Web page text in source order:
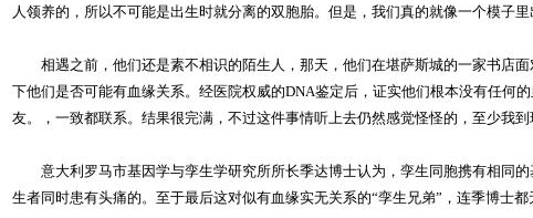
人领养的，所以不可能是出生时就分离的双胞胎。但是，我们真的就像一个模子里
相遇之前，他们还是素不相识的陌生人，那天，他们在堪萨斯城的一家书店面
下他们是否可能有血缘关系。经医院权威的DNA鉴定后，证实他们根本没有任何
友。，一致都联系。结果很完满，不过这件事情听上去仍然感觉怪怪的，至少我
意大利罗马市基因学与孪生学研究所所长季达博士认为，孪生同胞携有相同的
生者同时患有头痛的。至于最后这对似有血缘实无关系的“孪生兄弟”，连季博